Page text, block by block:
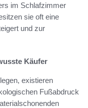
im Schlafzimmer
sie oft eine
und zur
Käufer
existieren
Fußabdruck